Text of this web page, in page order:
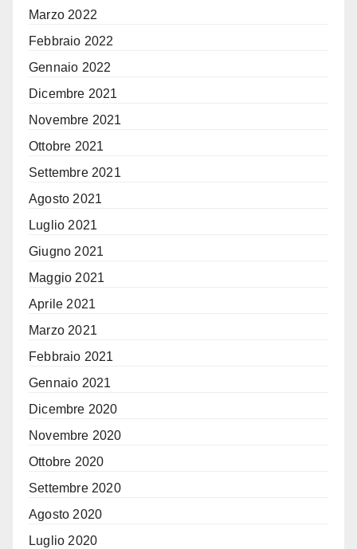
Marzo 2022
Febbraio 2022
Gennaio 2022
Dicembre 2021
Novembre 2021
Ottobre 2021
Settembre 2021
Agosto 2021
Luglio 2021
Giugno 2021
Maggio 2021
Aprile 2021
Marzo 2021
Febbraio 2021
Gennaio 2021
Dicembre 2020
Novembre 2020
Ottobre 2020
Settembre 2020
Agosto 2020
Luglio 2020